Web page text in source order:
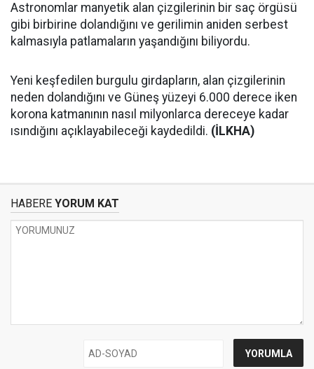
Astronomlar manyetik alan çizgilerinin bir saç örgüsü
gibi birbirine dolandığını ve gerilimin aniden serbest
kalmasıyla patlamaların yaşandığını biliyordu.
Yeni keşfedilen burgulu girdapların, alan çizgilerinin
neden dolandığını ve Güneş yüzeyi 6.000 derece iken
korona katmanının nasıl milyonlarca dereceye kadar
ısındığını açıklayabileceği kaydedildi. (İLKHA)
HABERE YORUM KAT